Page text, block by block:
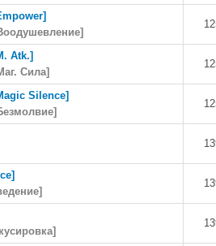
Atk.]
Сила]
Silence]